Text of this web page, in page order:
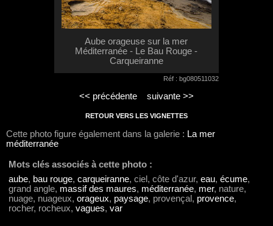
Aube orageuse sur la mer
Méditerranée - Le Bau Rouge -
Carqueiranne
Réf : bg080511032
<< précédente suivante >>
RETOUR VERS LES VIGNETTES
Cette photo figure également dans la galerie : La mer
méditerranée
Mots clés associés à cette photo :
aube, bau rouge, carqueiranne, ciel, côte d'azur, eau, écume,
grand angle, massif des maures, méditerranée, mer, nature,
nuage, nuageux, orageux, paysage, provençal, provence,
rocher, rocheux, vagues, var